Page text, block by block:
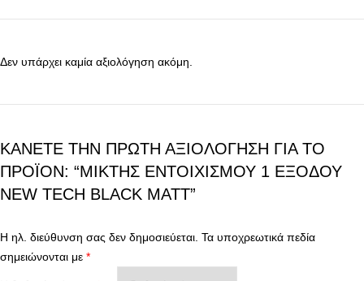
Δεν υπάρχει καμία αξιολόγηση ακόμη.
ΚΆΝΕΤΕ ΤΗΝ ΠΡΏΤΗ ΑΞΙΟΛΌΓΗΣΗ ΓΙΑ ΤΟ
ΠΡΟΪΌΝ: “ΜΊΚΤΗΣ ΕΝΤΟΙΧΙΣΜΟΎ 1 ΕΞΌΔΟΥ
NEW TECH BLACK MATT”
Η ηλ. διεύθυνση σας δεν δημοσιεύεται. Τα υποχρεωτικά πεδία
σημειώνονται με *